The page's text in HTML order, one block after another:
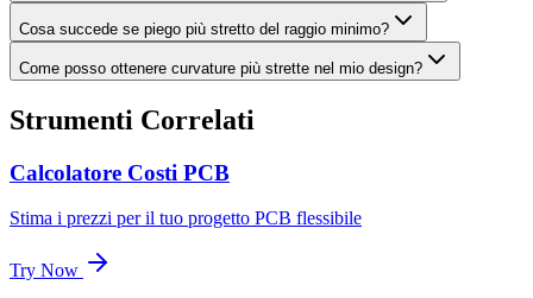
Cosa succede se piego più stretto del raggio minimo?
Come posso ottenere curvature più strette nel mio design?
Strumenti Correlati
Calcolatore Costi PCB
Stima i prezzi per il tuo progetto PCB flessibile
Try Now